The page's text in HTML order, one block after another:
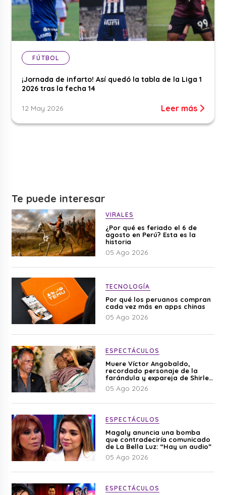
FÚTBOL
¡Jornada de infarto! Así quedó la tabla de la Liga 1
2026 tras la fecha 14
12 May 2026 Leer más
Te puede interesar
VIRALES
¿Por qué es feriado el 6 de
agosto en Perú? Esta es la
historia
05 Ago 2026
TECNOLOGÍA
Por qué los peruanos compran
cada vez más en apps chinas
05 Ago 2026
ESPECTÁCULOS
Muere Víctor Angobaldo,
recordado personaje de la
farándula y expareja de Shirley
Cherres
05 Ago 2026
ESPECTÁCULOS
Magaly anuncia una bomba
que contradeciría comunicado
de La Bella Luz: “Hay un audio”
05 Ago 2026
ESPECTÁCULOS